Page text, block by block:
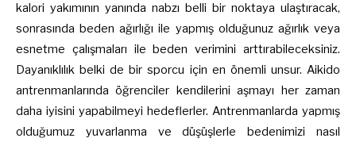
kalori yakımının yanında nabzı belli bir noktaya ulaştıracak,
sonrasında beden ağırlığı ile yapmış olduğunuz ağırlık veya
esnetme çalışmaları ile beden verimini arttırabileceksiniz.
Dayanıklılık belki de bir sporcu için en önemli unsur. Aikido
antrenmanlarında öğrenciler kendilerini aşmayı her zaman
daha iyisini yapabilmeyi hedeflerler. Antrenmanlarda yapmış
olduğumuz yuvarlanma ve düşüşlerle bedenimizi nasıl